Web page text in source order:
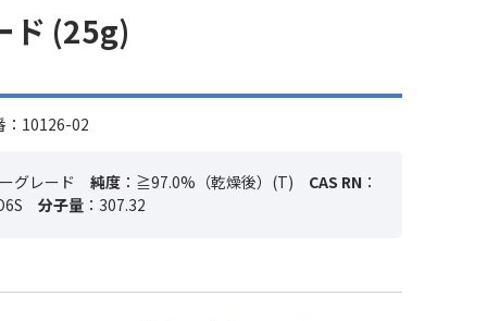
ド (25g)
10126-02
グレード 純度 ：≧97.0%（乾燥後）(T) CAS RN ：
分子量 ：307.32